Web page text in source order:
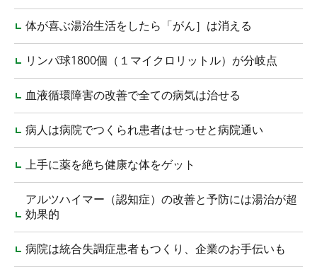
体が喜ぶ湯治生活をしたら「がん］は消える
リンパ球1800個（１マイクロリットル）が分岐点
血液循環障害の改善で全ての病気は治せる
病人は病院でつくられ患者はせっせと病院通い
上手に薬を絶ち健康な体をゲット
アルツハイマー（認知症）の改善と予防には湯治が超
効果的
病院は統合失調症患者もつくり、企業のお手伝いも